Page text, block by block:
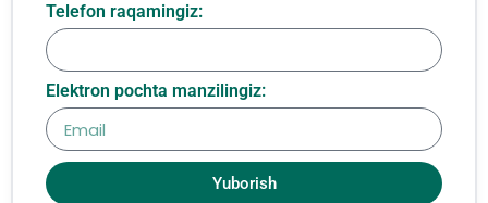
Telefon raqamingiz:
Elektron pochta manzilingiz:
Yuborish